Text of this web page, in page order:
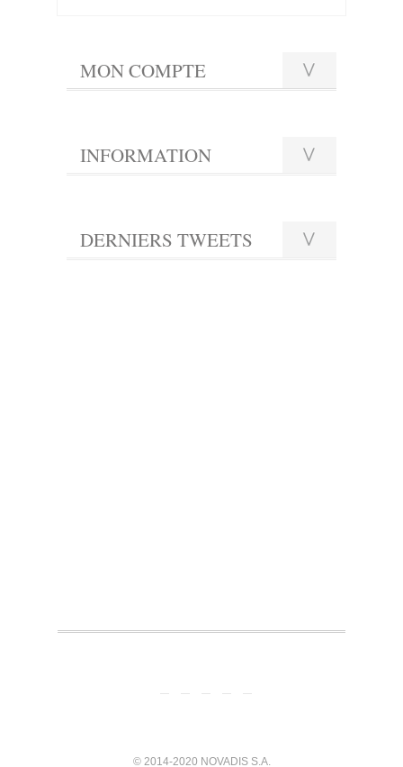
MON COMPTE
INFORMATION
DERNIERS TWEETS
© 2014-2020 NOVADIS S.A.